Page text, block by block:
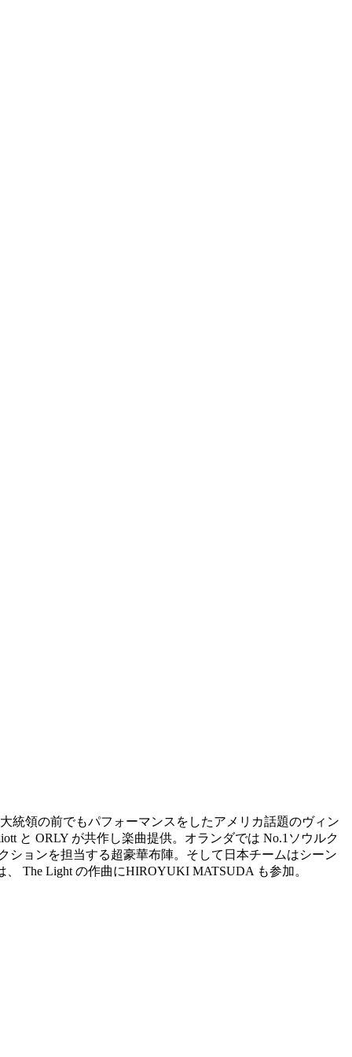
統領の前でもパフォーマンスをしたアメリカ話題のヴィン
と ORLY が共作し楽曲提供。オランダでは No.1ソウルク
ションを担当する超豪華布陣。そして日本チームはシーン
The Light の作曲にHIROYUKI MATSUDA も参加。